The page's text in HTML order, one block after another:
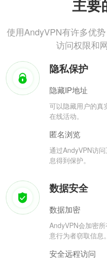
主要
使用AndyVPN有许多优势
访问权限和
隐私保护
隐藏IP地址
可以隐藏用户的真
在线活动。
匿名浏览
通过AndyVPN访
息得到保护。
数据安全
数据加密
AndyVPN会加密
意行为者窃取信息。
安全远程访问